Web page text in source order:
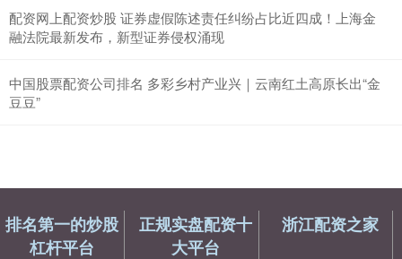
配资网上配资炒股 证券虚假陈述责任纠纷占比近四成！上海金
融法院最新发布，新型证券侵权涌现
中国股票配资公司排名 多彩乡村产业兴｜云南红土高原长出“金
豆豆”
排名第一的炒股
杠杆平台
正规实盘配资十
大平台
浙江配资之家